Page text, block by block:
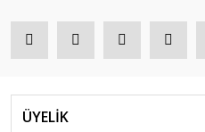
ÜYELİK